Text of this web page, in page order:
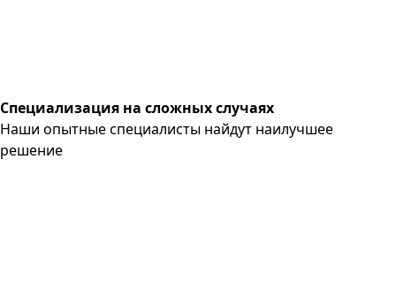
Специализация на сложных случаях
Наши опытные специалисты найдут наилучшее
решение